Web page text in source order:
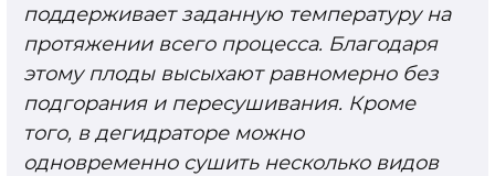
поддерживает заданную температуру на
протяжении всего процесса. Благодаря
этому плоды высыхают равномерно без
подгорания и пересушивания. Кроме
того, в дегидраторе можно
одновременно сушить несколько видов